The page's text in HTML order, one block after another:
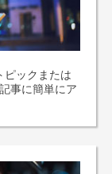
ピックまたは
事に簡単にア